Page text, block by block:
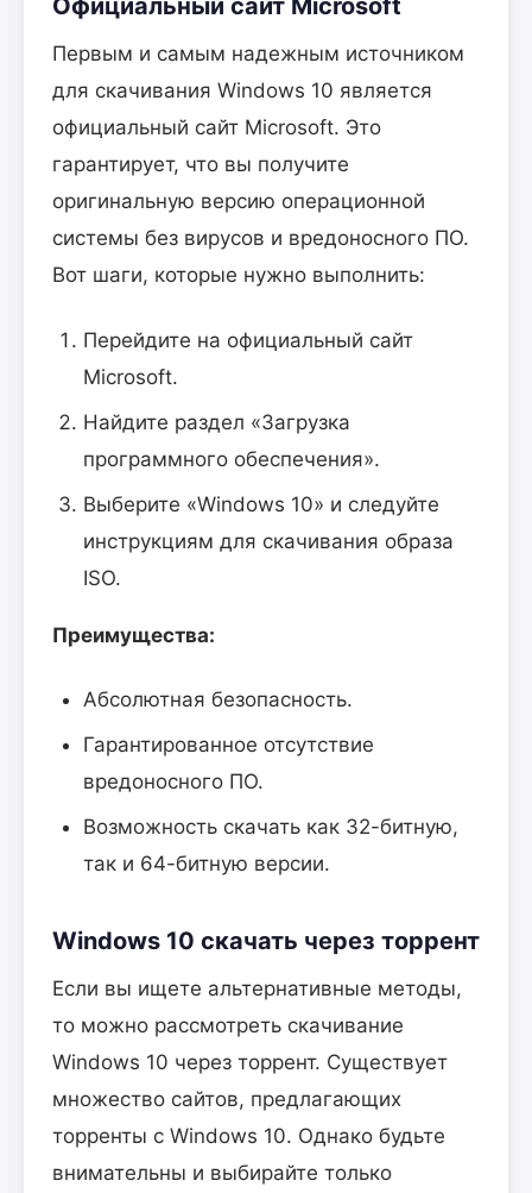
Официальный сайт Microsoft
Первым и самым надежным источником
для скачивания Windows 10 является
официальный сайт Microsoft. Это
гарантирует, что вы получите
оригинальную версию операционной
системы без вирусов и вредоносного ПО.
Вот шаги, которые нужно выполнить:
Перейдите на официальный сайт
Microsoft.
Найдите раздел «Загрузка
программного обеспечения».
Выберите «Windows 10» и следуйте
инструкциям для скачивания образа
ISO.
Преимущества:
Абсолютная безопасность.
Гарантированное отсутствие
вредоносного ПО.
Возможность скачать как 32-битную,
так и 64-битную версии.
Windows 10 скачать через торрент
Если вы ищете альтернативные методы,
то можно рассмотреть скачивание
Windows 10 через торрент. Существует
множество сайтов, предлагающих
торренты с Windows 10. Однако будьте
внимательны и выбирайте только